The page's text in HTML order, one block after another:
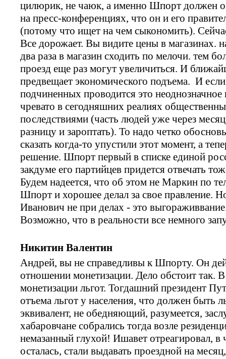
цилюрик, не чаюк, а именно Шпорт должен
на пресс-конференциях, что он и его
(потому что ищет на чем сыкономить).
Все дорожает. Вы видите цены в магазинах.
два раза в магазин сходить по мелочи. тем
проезд еще раз могут увеличиться. И
предвещает экономического подъема. И
подчиненных проводится это
чревато в сегодняшних реалиях
последствиями (часть людей уже через
разницу и зароптать). То надо четко
сказать когда-то упустили этот момент, а
решение. Шпорт первый в списке единой
закдуме его партийцев придется отвечать
Будем надеется, что об этом не Маркин по
Шпорт и хорошее делал за свое правление.
Иванович не при делах - это
Возможно, что в реальности все немного
Никитин Валентин
Андрей, вы не справедливы к Шпорту. Он
отношении монетизации. Дело обстоит так.
монетизации льгот. Тогдашний президент
отъема льгот у населения, что должен быть
эквивалент, не обедняющий, разумеется,
хабаровчане собрались тогда возле
немазанный глухой! Ишавет отреагировал, в
осталась, стали выдавать проездной на